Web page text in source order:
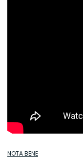
NOTA BENE